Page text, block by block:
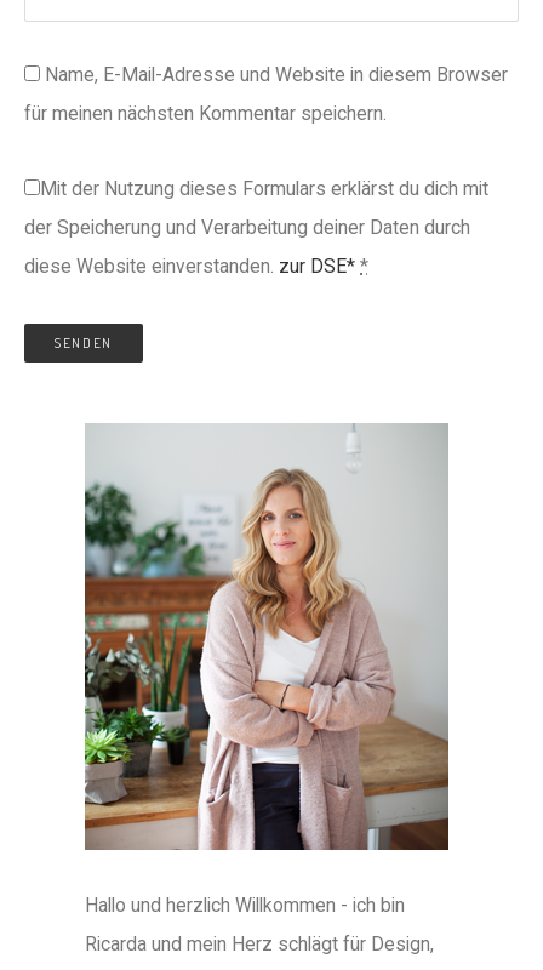
Name, E-Mail-Adresse und Website in diesem Browser
für meinen nächsten Kommentar speichern.
Mit der Nutzung dieses Formulars erklärst du dich mit
der Speicherung und Verarbeitung deiner Daten durch
diese Website einverstanden. zur DSE* *
Hallo und herzlich Willkommen - ich bin
Ricarda und mein Herz schlägt für Design,